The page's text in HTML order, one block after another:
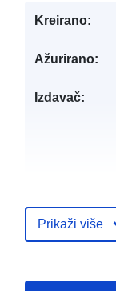
Kreirano:
Ažurirano:
Izdavač:
registar:
Prikaži više